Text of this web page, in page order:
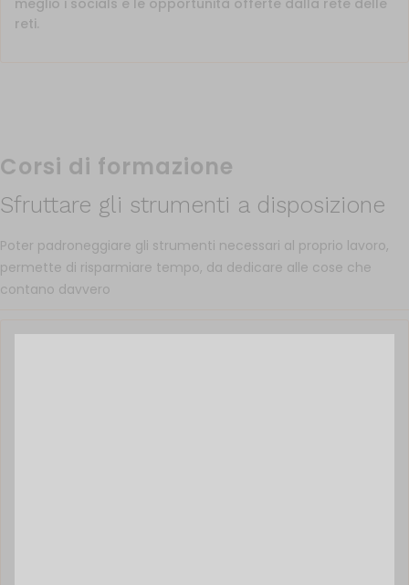
reti.
Corsi di formazione
Sfruttare gli strumenti a disposizione
Poter padroneggiare gli strumenti necessari al proprio lavoro,
permette di risparmiare tempo, da dedicare alle cose che
contano davvero